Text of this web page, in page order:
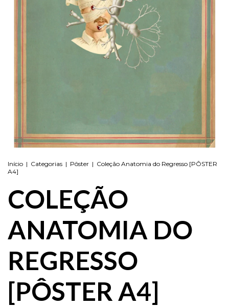
Início | Categorias | Pôster | Coleção Anatomia do Regresso [PÔSTER
A4]
COLEÇÃO
ANATOMIA DO
REGRESSO
[PÔSTER A4]